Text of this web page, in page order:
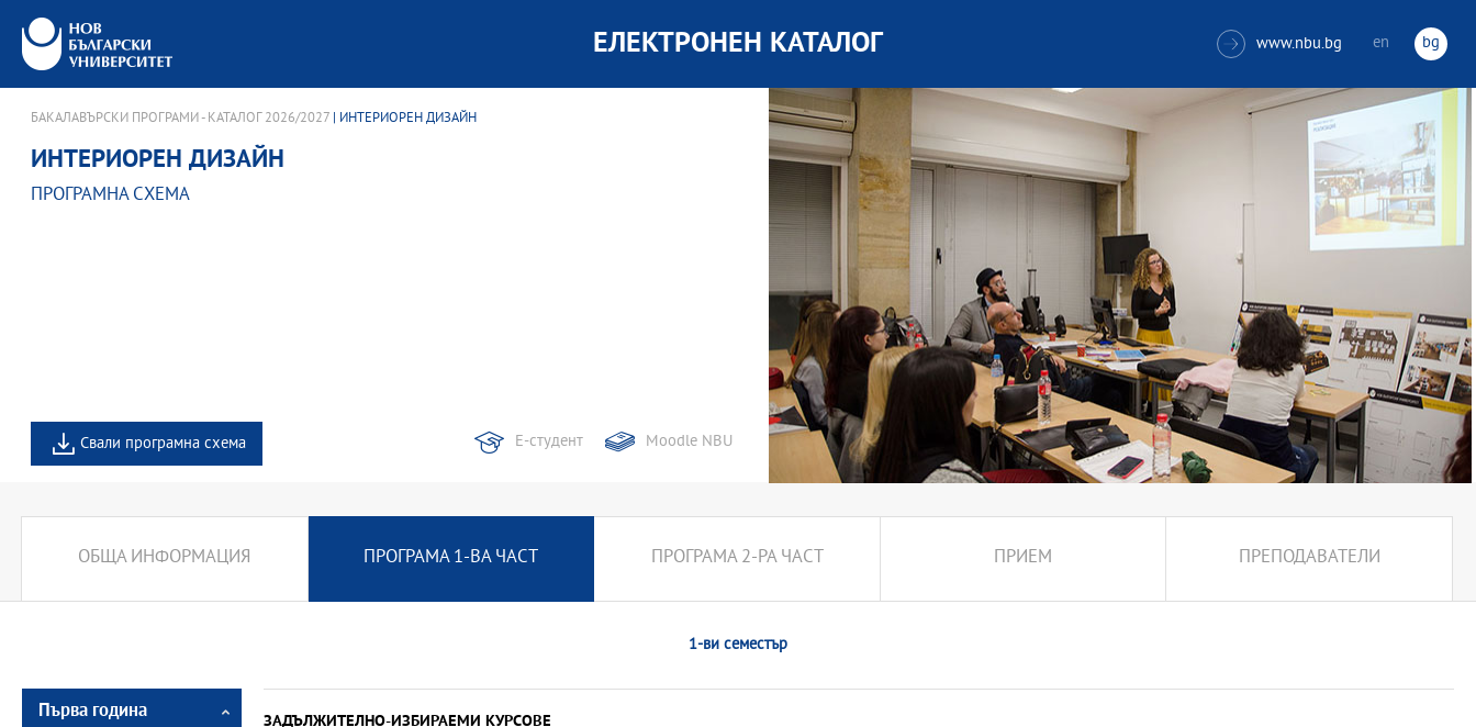
ЕЛЕКТРОНЕН КАТАЛОГ  www.nbu.bg en bg
БАКАЛАВЪРСКИ ПРОГРАМИ - КАТАЛОГ 2026/2027 | ИНТЕРИОРЕН ДИЗАЙН
ИНТЕРИОРЕН ДИЗАЙН
ПРОГРАМНА СХЕМА
Свали програмна схема Е-студент Moodle NBU
ОБЩА ИНФОРМАЦИЯ ПРОГРАМА 1-ВА ЧАСТ ПРОГРАМА 2-РА ЧАСТ ПРИЕМ ПРЕПОДАВАТЕЛИ
1-ви семестър
Първа година
ЗАДЪЛЖИТЕЛНО-ИЗБИРАЕМИ КУРСОВЕ